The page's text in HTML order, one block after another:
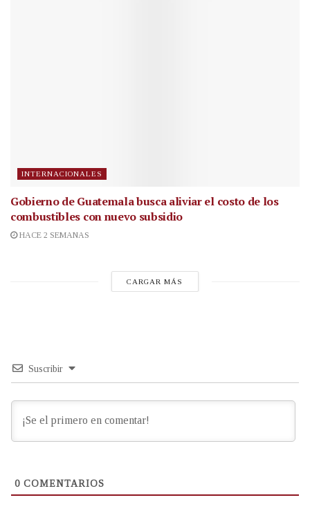
INTERNACIONALES
Gobierno de Guatemala busca aliviar el costo de los
combustibles con nuevo subsidio
HACE 2 SEMANAS
CARGAR MÁS
Suscribir
0 COMENTARIOS